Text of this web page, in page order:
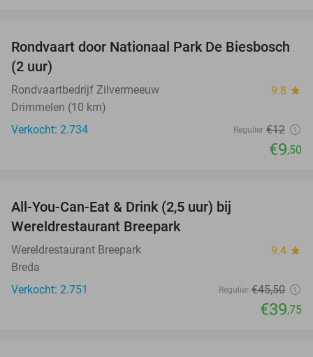
21%
Rondvaart door Nationaal Park De Biesbosch
(2 uur)
Rondvaartbedrijf Zilvermeeuw 9.8 star
Drimmelen (10 km)
Verkocht: 2.734
Regulier €12
€9,50
All-You-Can-Eat & Drink (2,5 uur) bij
Wereldrestaurant Breepark
Wereldrestaurant Breepark 9.4 star
Breda
Verkocht: 2.751
Regulier €45,50
€39,75